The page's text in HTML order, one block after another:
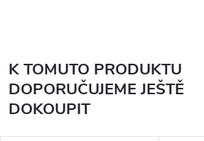
K TOMUTO PRODUKTU
DOPORUČUJEME JEŠTĚ
DOKOUPIT